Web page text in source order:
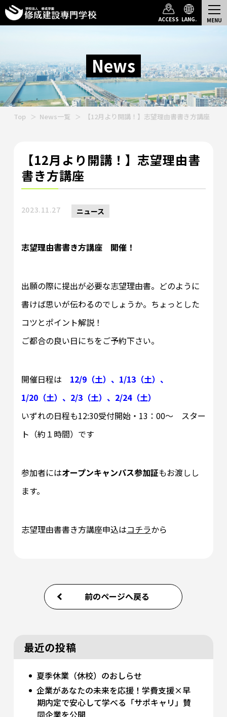
ACCESS LANG.
News
Top News一覧 【12月より開講！】志望理由書書き方講座
【12月より開講！】志望理由書
書き方講座
2023.11.27 ニュース
志望理由書書き方講座 開催！
出願の際に提出が必要な志望理由書。どのように
書けば思いが伝わるのでしょうか。ちょっとした
コツとポイント解説！
ご都合の良い日にちをご予約下さい。
開催日程は 12/9（土）、1/13（土）、
1/20（土）、2/3（土）、2/24（土）
いずれの日程も12:30受付開始・13：00～ スター
ト（約１時間）です
参加者にはオープンキャンパス参加証もお渡しし
ます。
志望理由書書き方講座申込はコチラから
前のページへ戻る
最近の投稿
夏季休業（休校）のおしらせ
企業があなたの未来を応援！学費支援×早
期内定で安心して学べる「サポキャリ」賛
同企業を公開